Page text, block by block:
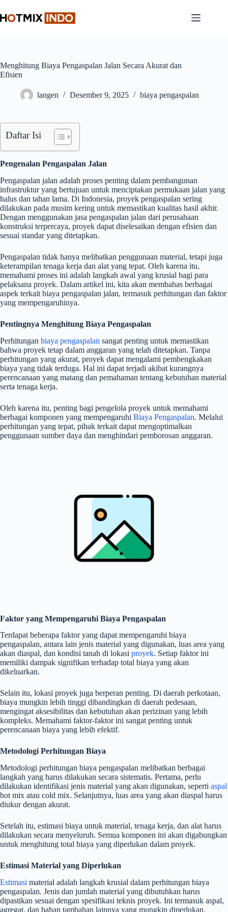
to
content
Menghitung Biaya Pengaspalan Jalan Secara Akurat dan
Efisien
langen Desember 9, 2025 biaya pengaspalan
Daftar Isi
Pengenalan Pengaspalan Jalan
Pengaspalan jalan adalah proses penting dalam pembangunan
infrastruktur yang bertujuan untuk menciptakan permukaan jalan yang
halus dan tahan lama. Di Indonesia, proyek pengaspalan sering
dilakukan pada musim kering untuk memastikan kualitas hasil akhir.
Dengan menggunakan jasa pengaspalan jalan dari perusahaan
konstruksi terpercaya, proyek dapat diselesaikan dengan efisien dan
sesuai standar yang ditetapkan.
Pengaspalan tidak hanya melibatkan penggunaan material, tetapi juga
keterampilan tenaga kerja dan alat yang tepat. Oleh karena itu,
memahami proses ini adalah langkah awal yang krusial bagi para
pelaksana proyek. Dalam artikel ini, kita akan membahas berbagai
aspek terkait biaya pengaspalan jalan, termasuk perhitungan dan faktor
yang mempengaruhinya.
Pentingnya Menghitung Biaya Pengaspalan
Perhitungan biaya pengaspalan sangat penting untuk memastikan
bahwa proyek tetap dalam anggaran yang telah ditetapkan. Tanpa
perhitungan yang akurat, proyek dapat mengalami pembengkakan
biaya yang tidak terduga. Hal ini dapat terjadi akibat kurangnya
perencanaan yang matang dan pemahaman tentang kebutuhan material
serta tenaga kerja.
Oleh karena itu, penting bagi pengelola proyek untuk memahami
berbagai komponen yang mempengaruhi Biaya Pengaspalan. Melalui
perhitungan yang tepat, pihak terkait dapat mengoptimalkan
penggunaan sumber daya dan menghindari pemborosan anggaran.
Faktor yang Mempengaruhi Biaya Pengaspalan
Terdapat beberapa faktor yang dapat mempengaruhi biaya
pengaspalan, antara lain jenis material yang digunakan, luas area yang
akan diaspal, dan kondisi tanah di lokasi proyek. Setiap faktor ini
memiliki dampak signifikan terhadap total biaya yang akan
dikeluarkan.
Selain itu, lokasi proyek juga berperan penting. Di daerah perkotaan,
biaya mungkin lebih tinggi dibandingkan di daerah pedesaan,
mengingat aksesibilitas dan kebutuhan akan perizinan yang lebih
kompleks. Memahami faktor-faktor ini sangat penting untuk
perencanaan biaya yang lebih efektif.
Metodologi Perhitungan Biaya
Metodologi perhitungan biaya pengaspalan melibatkan berbagai
langkah yang harus dilakukan secara sistematis. Pertama, perlu
dilakukan identifikasi jenis material yang akan digunakan, seperti aspal
hot mix atau cold mix. Selanjutnya, luas area yang akan diaspal harus
diukur dengan akurat.
Setelah itu, estimasi biaya untuk material, tenaga kerja, dan alat harus
dilakukan secara menyeluruh. Semua komponen ini akan digabungkan
untuk menghitung total biaya yang diperlukan dalam proyek.
Estimasi Material yang Diperlukan
Estimasi material adalah langkah krusial dalam perhitungan biaya
pengaspalan. Jenis dan jumlah material yang dibutuhkan harus
dipastikan sesuai dengan spesifikasi teknis proyek. Ini termasuk aspal,
agregat, dan bahan tambahan lainnya yang mungkin diperlukan.